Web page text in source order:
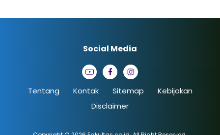
Tentang Kontak Sitemap
Kebijakan
Disclaimer
Social Media